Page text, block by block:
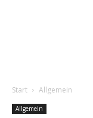
Start Allgemein
Allgemein